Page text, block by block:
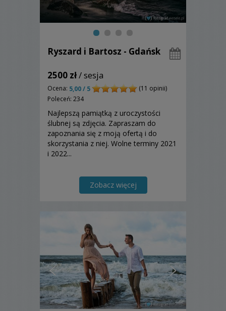
Ryszard i Bartosz - Gdańsk
2500 zł/ sesja
Ocena: 5,00 / 5
(11 opinii)
Poleceń: 234
Najlepszą pamiątką z uroczystości
ślubnej są zdjęcia. Zapraszam do
zapoznania się z moją ofertą i do
skorzystania z niej. Wolne terminy 2021
i 2022...
Zobacz więcej